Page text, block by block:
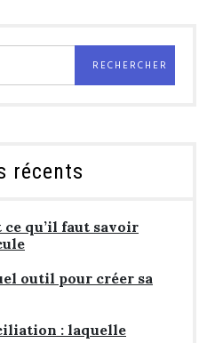
récents
ce qu’il faut savoir
outil pour créer sa
: laquelle